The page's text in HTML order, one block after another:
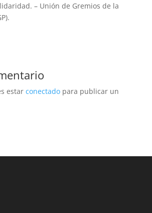
– Unión de Gremios de la
estar conectadopara publicar un